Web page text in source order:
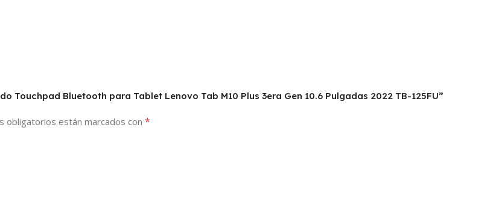
Touchpad Bluetooth para Tablet Lenovo Tab M10 Plus 3era Gen 10.6 Pulgadas 2022 TB-125FU”
obligatorios están marcados con *